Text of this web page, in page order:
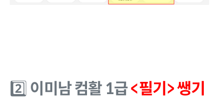
2️⃣ 이미남 컴활 1급<필기> 쌩기